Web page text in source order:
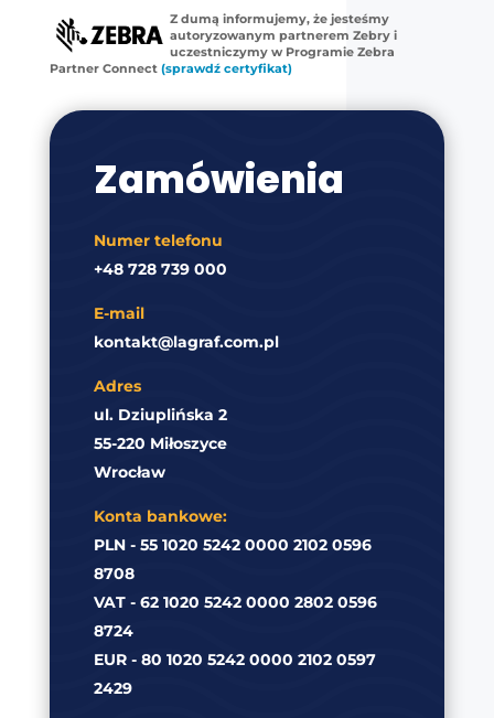
Z dumą informujemy, że jesteśmy
autoryzowanym partnerem Zebry i
uczestniczymy w Programie Zebra
Partner Connect (sprawdź certyfikat)
Zamówienia
Numer telefonu
+48 728 739 000
E-mail
kontakt@lagraf.com.pl
Adres
ul. Dziuplińska 2
55-220 Miłoszyce
Wrocław
Konta bankowe:
PLN - 55 1020 5242 0000 2102 0596
8708
VAT - 62 1020 5242 0000 2802 0596
8724
EUR - 80 1020 5242 0000 2102 0597
2429